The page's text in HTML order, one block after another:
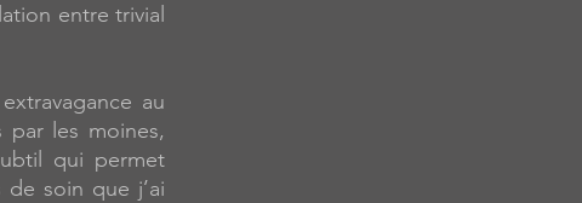
entre trivial
au
les moines,
qui permet
de soin que j’ai